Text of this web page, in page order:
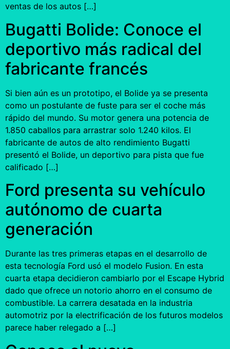
ventas de los autos […]
Bugatti Bolide: Conoce el
deportivo más radical del
fabricante francés
Si bien aún es un prototipo, el Bolide ya se presenta
como un postulante de fuste para ser el coche más
rápido del mundo. Su motor genera una potencia de
1.850 caballos para arrastrar solo 1.240 kilos. El
fabricante de autos de alto rendimiento Bugatti
presentó el Bolide, un deportivo para pista que fue
calificado […]
Ford presenta su vehículo
autónomo de cuarta
generación
Durante las tres primeras etapas en el desarrollo de
esta tecnología Ford usó el modelo Fusion. En esta
cuarta etapa decidieron cambiarlo por el Escape Hybrid
dado que ofrece un notorio ahorro en el consumo de
combustible. La carrera desatada en la industria
automotriz por la electrificación de los futuros modelos
parece haber relegado a […]